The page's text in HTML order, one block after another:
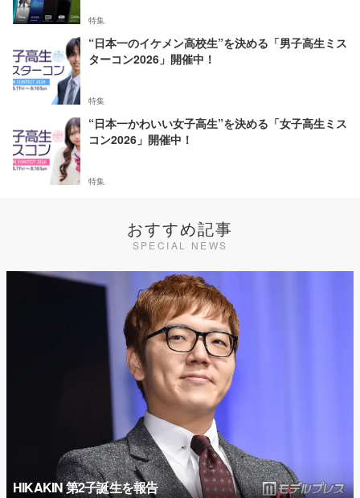
特集
“日本一のイケメン高校生”を決める「男子高生ミス
ターコン2026」開催中！
特集
“日本一かわいい女子高生”を決める「女子高生ミス
コン2026」開催中！
特集
おすすめ記事
SPECIAL NEWS
HIKAKIN 第2子誕生を報告